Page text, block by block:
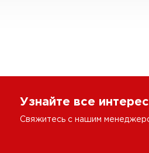
Узнайте все
Свяжитесь с нашим